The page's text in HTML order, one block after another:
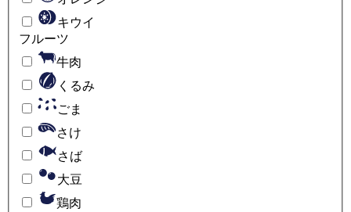
キウイ
フルーツ
牛肉
くるみ
ごま
さけ
さば
大豆
鶏肉